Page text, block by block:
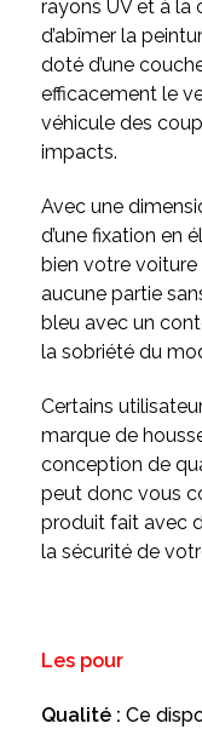
rayons UV et à la
d’abîmer la
doté d’une
efficacement le
véhicule des
impacts.
Avec une
d’une fixation en
bien votre voiture
aucune partie
bleu avec un
la sobriété du
Certains
marque de
conception de
peut donc vous
produit fait avec
la sécurité de
Les pour
Qualité : Ce